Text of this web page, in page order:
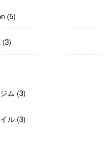
(5)
(3)
ム (3)
ル (3)